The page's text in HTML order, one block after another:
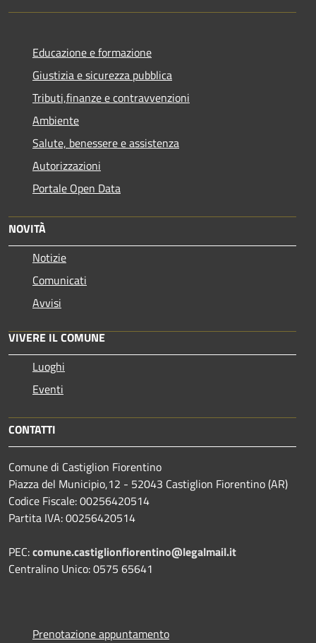
Educazione e formazione
Giustizia e sicurezza pubblica
Tributi,finanze e contravvenzioni
Ambiente
Salute, benessere e assistenza
Autorizzazioni
Portale Open Data
NOVITÀ
Notizie
Comunicati
Avvisi
VIVERE IL COMUNE
Luoghi
Eventi
CONTATTI
Comune di Castiglion Fiorentino
Piazza del Municipio,12 - 52043 Castiglion Fiorentino (AR)
Codice Fiscale: 00256420514
Partita IVA: 00256420514
PEC:comune.castiglionfiorentino@legalmail.it
Centralino Unico: 0575 65641
Prenotazione appuntamento